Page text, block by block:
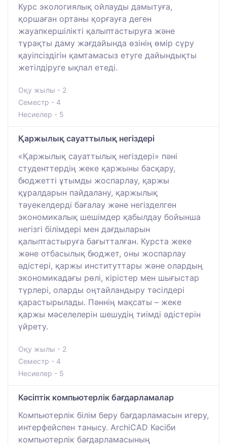
Курс экологиялық ойлауды дамытуға,
қоршаған ортаны қорғауға деген
жауапкершілікті қалыптастыруға және
тұрақты даму жағдайында өзінің өмір сүру
қауіпсіздігін қамтамасыз етуге дайындықты
жетілдіруге ықпал етеді.
Оқу жылы - 2
Семестр - 4
Несиелер - 5
Қаржылық сауаттылық негіздері
«Қаржылық сауаттылық негіздері» пәні
студенттердің жеке қаржыны басқару,
бюджетті ұтымды жоспарлау, қаржы
құралдарын пайдалану, қаржылық
тәуекелдерді бағалау және негізделген
экономикалық шешімдер қабылдау бойынша
негізгі білімдері мен дағдыларын
қалыптастыруға бағытталған. Курста жеке
және отбасылық бюджет, оны жоспарлау
әдістері, қаржы институттары және олардың
экономикадағы рөлі, кірістер мен шығыстар
түрлері, оларды оңтайландыру тәсілдері
қарастырылады. Пәннің мақсаты – жеке
қаржы мәселелерін шешудің тиімді әдістерін
үйрету.
Оқу жылы - 2
Семестр - 4
Несиелер - 5
Кәсіптік компьютерлік бағдарламалар
Компьютерлік білім беру бағдарламасын игеру,
интерфейспен танысу. ArchiCAD Кәсіби
компьютерлік бағдарламасының